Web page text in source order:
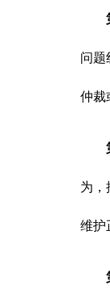
问题
仲裁
为，
维护